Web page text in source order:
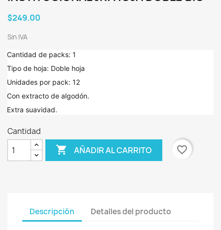
$249.00
Sin IVA
Cantidad de packs: 1
Tipo de hoja: Doble hoja
Unidades por pack: 12
Con extracto de algodón.
Extra suavidad.
Cantidad
 AÑADIR AL CARRITO favorite_border
Descripción Detalles del producto